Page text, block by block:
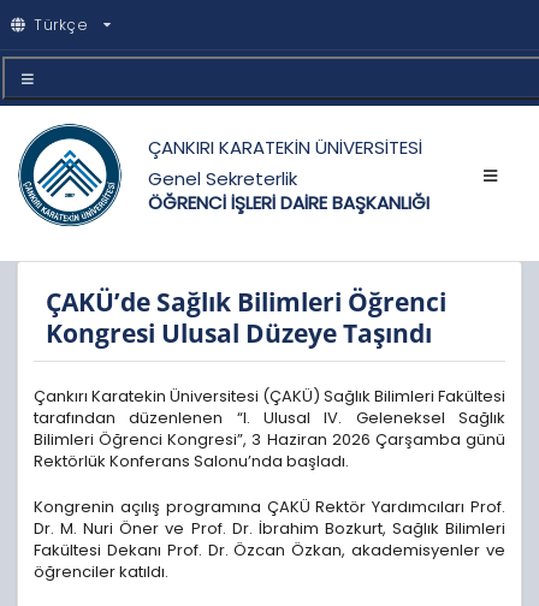
Türkçe
ÇANKIRI KARATEKİN ÜNİVERSİTESİ
Genel Sekreterlik
ÖĞRENCİ İŞLERİ DAİRE BAŞKANLIĞI
ÇAKÜ’de Sağlık Bilimleri Öğrenci
Kongresi Ulusal Düzeye Taşındı
Çankırı Karatekin Üniversitesi (ÇAKÜ) Sağlık Bilimleri Fakültesi
tarafından düzenlenen “I. Ulusal IV. Geleneksel Sağlık
Bilimleri Öğrenci Kongresi”, 3 Haziran 2026 Çarşamba günü
Rektörlük Konferans Salonu’nda başladı.
Kongrenin açılış programına ÇAKÜ Rektör Yardımcıları Prof.
Dr. M. Nuri Öner ve Prof. Dr. İbrahim Bozkurt, Sağlık Bilimleri
Fakültesi Dekanı Prof. Dr. Özcan Özkan, akademisyenler ve
öğrenciler katıldı.